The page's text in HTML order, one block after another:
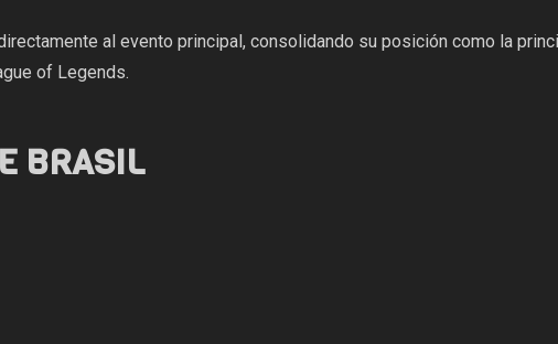
al evento principal, consolidando su posición como la
of Legends.
BRASIL